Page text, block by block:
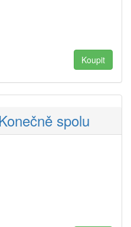
spolu